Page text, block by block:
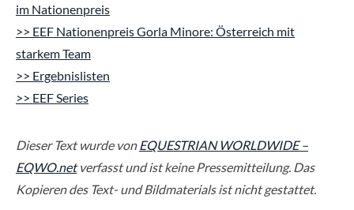
im Nationenpreis
>> EEF Nationenpreis Gorla Minore: Österreich mit
starkem Team
>> Ergebnislisten
>> EEF Series
Dieser Text wurde vonEQUESTRIAN WORLDWIDE –
EQWO.netverfasst und ist keine Pressemitteilung. Das
Kopieren des Text- und Bildmaterials ist nicht gestattet.